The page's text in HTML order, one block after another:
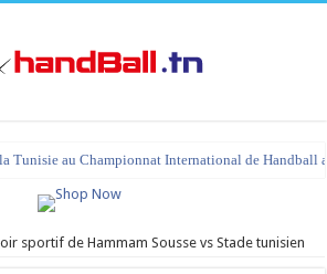
Tunisie au Championnat International de Handball
sportif de Hammam Sousse vs Stade tunisien